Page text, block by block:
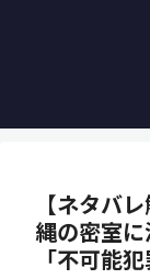
【ネタバ
縄の密室
「不可能